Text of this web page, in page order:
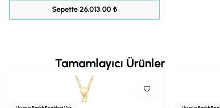
Sepette 26.013,00 ₺
Tamamlayıcı Ürünler